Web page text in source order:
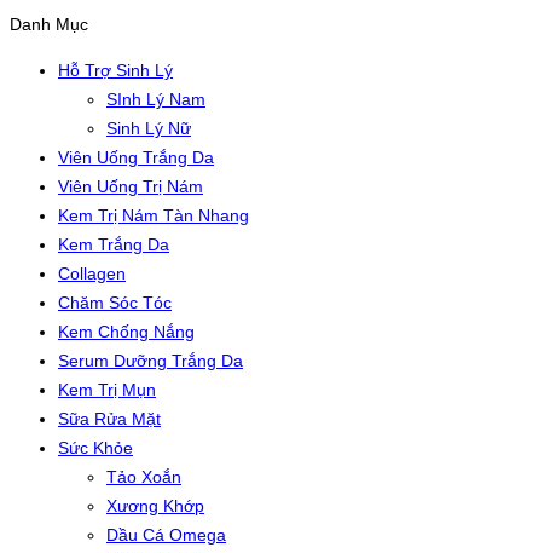
Danh Mục
Hỗ Trợ Sinh Lý
SInh Lý Nam
Sinh Lý Nữ
Viên Uống Trắng Da
Viên Uống Trị Nám
Kem Trị Nám Tàn Nhang
Kem Trắng Da
Collagen
Chăm Sóc Tóc
Kem Chống Nắng
Serum Dưỡng Trắng Da
Kem Trị Mụn
Sữa Rửa Mặt
Sức Khỏe
Tảo Xoắn
Xương Khớp
Dầu Cá Omega